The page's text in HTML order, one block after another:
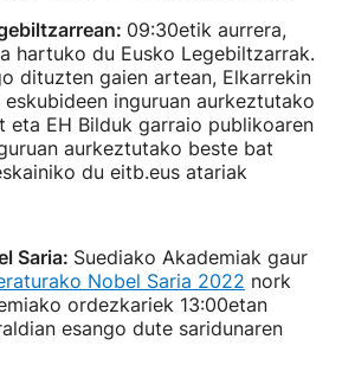
09:30etik aurrera,
hartuko du Eusko Legebiltzarrak.
dituzten gaien artean, Elkarrekin
inguruan aurkeztutako
eta EH Bilduk garraio publikoaren
aurkeztutako beste bat
du eitb.eus atariak
Saria: Suediako Akademiak gaur
Nobel Saria 2022 nork
ordezkariek 13:00etan
esango dute saridunaren